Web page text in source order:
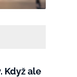
Když ale